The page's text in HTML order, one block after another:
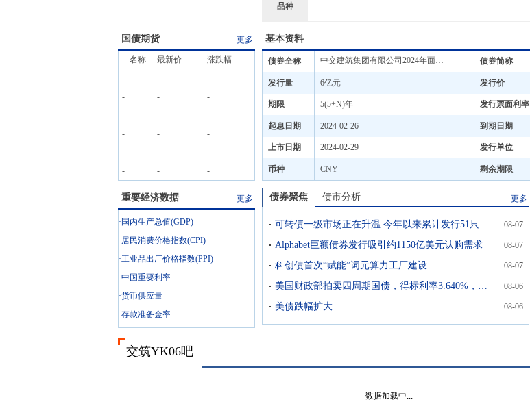
品种
国债期货 更多
名称 最新价
涨跌幅
-
-
-
-
-
-
-
-
-
-
-
-
-
-
-
-
- -
基本资料
债券全称 中交建筑集团有限公司2024年面向专业投资者公开发行科技创新可续期公司债券(第一期)(品种二) 债券简称
发行量 6亿元 发行价
期限 5(5+N)年 发行票面利率
起息日期 2024-02-26 到期日期
上市日期 2024-02-29 发行单位
币种 CNY 剩余期限
重要经济数据 更多
·国内生产总值(GDP)
·居民消费价格指数(CPI)
·工业品出厂价格指数(PPI)
·中国重要利率
·货币供应量
·存款准备金率
债券聚焦 债市分析 更多
可转债一级市场正在升温 今年以来累计发行51只同比增长104% 08-07
Alphabet巨额债券发行吸引约1150亿美元认购需求 08-07
科创债首次“赋能”词元算力工厂建设 08-07
美国财政部拍卖四周期国债，得标利率3.640%，投标倍数2.68；拍卖八周期国债，得标利率3.710%，投标倍数2.74 08-06
美债跌幅扩大 08-06
交筑YK06吧